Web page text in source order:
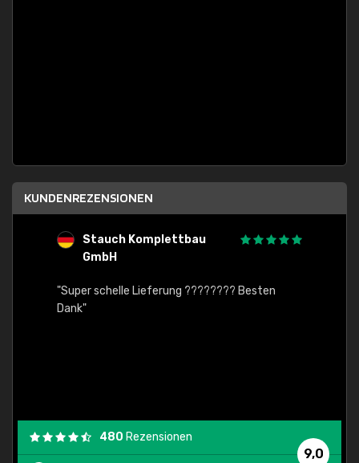
KUNDENREZENSIONEN
Stauch Komplettbau
GmbH
"Super schelle Lieferung ???????? Besten
Dank"
9,0
480 Rezensionen